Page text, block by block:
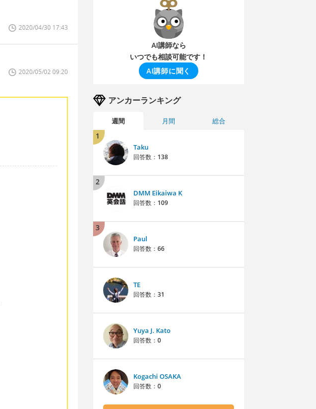
2020/04/30 17:43
2020/05/02 09:20
AI講師なら
いつでも相談可能です！
AI講師に聞く
アンカーランキング
週間 月間 総合
1
Taku
回答数： 138
2
DMM Eikaiwa K
回答数： 109
3
Paul
回答数： 66
TE
回答数： 31
Yuya J. Kato
回答数： 0
Kogachi OSAKA
回答数： 0